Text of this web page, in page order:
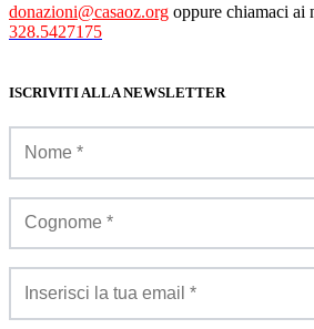
donazioni@casaoz.org oppure chiamaci ai
328.5427175
ISCRIVITI ALLA NEWSLETTER